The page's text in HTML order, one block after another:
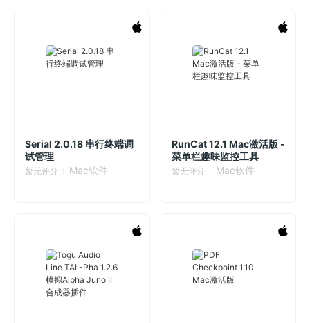
Serial 2.0.18 串行终端调
试管理
暂无评分 Mac软件
RunCat 12.1 Mac激活版 -
菜单栏趣味监控工具
暂无评分 Mac软件